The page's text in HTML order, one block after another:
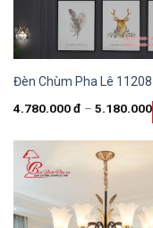
Đèn Chùm Pha Lê 11208
4.780.000đ – 5.180.000